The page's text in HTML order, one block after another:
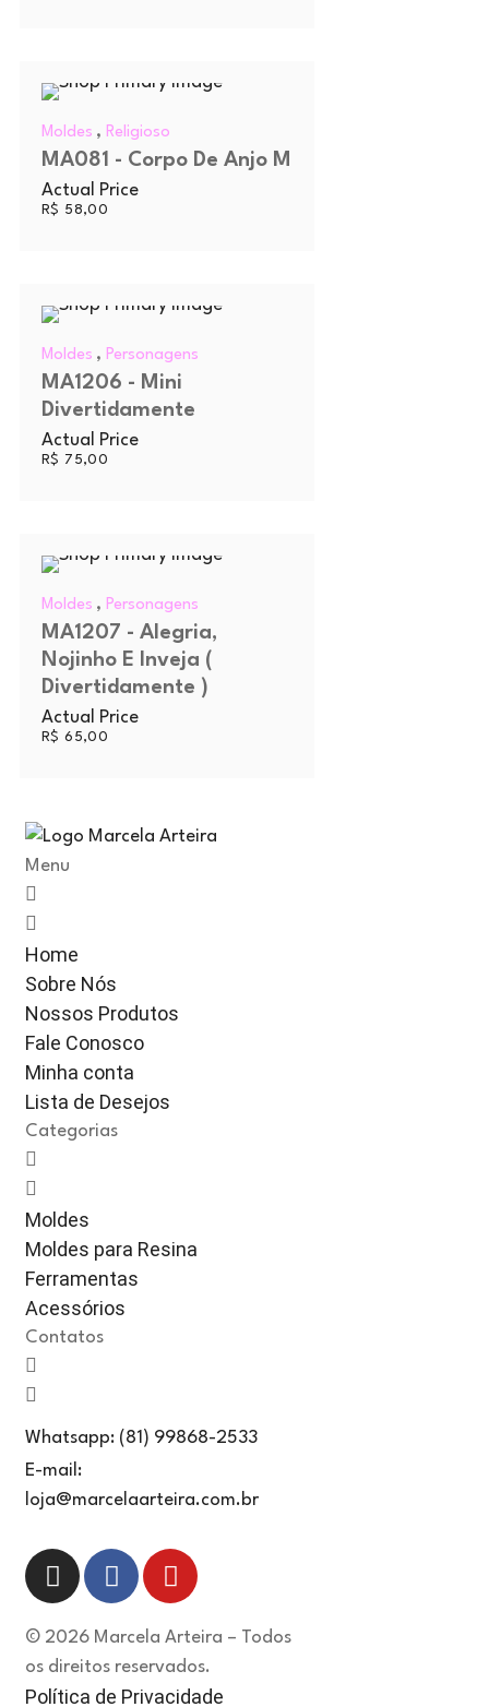
Moldes , Religioso
MA081 - Corpo De Anjo M
Actual Price
R$ 58,00
Moldes , Personagens
MA1206 - Mini
Divertidamente
Actual Price
R$ 75,00
Moldes , Personagens
MA1207 - Alegria,
Nojinho E Inveja (
Divertidamente )
Actual Price
R$ 65,00
Menu
Home
Sobre Nós
Nossos Produtos
Fale Conosco
Minha conta
Lista de Desejos
Categorias
Moldes
Moldes para Resina
Ferramentas
Acessórios
Contatos
Whatsapp: (81) 99868-2533
E-mail:
loja@marcelaarteira.com.br
© 2026 Marcela Arteira – Todos
os direitos reservados.
Política de Privacidade